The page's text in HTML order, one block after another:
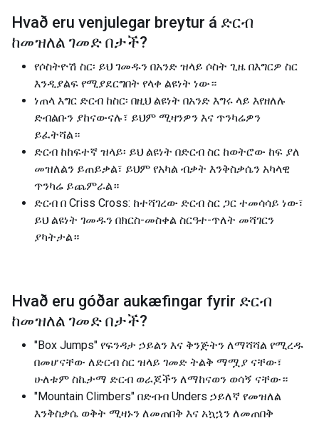
Hvað eru venjulegar breytur á ድርብ
ከመዝለል ገመድ በታች?
የሶስትዮሽ ስር፡ ይህ ገመዱን በአንድ ዝላይ ሶስት ጊዜ በእግርዎ ስር
እንዲያልፍ የሚያደርግበት የላቀ ልዩነት ነው።
ነጠላ እግር ድርብ ከስር፡ በዚህ ልዩነት በአንድ እግሩ ላይ እየዘለሉ
ድብልቡን ያከናውናሉ፣ ይህም ሚዛንዎን እና ጥንካሬዎን
ይፈትሻል።
ድርብ ከከፍተኛ ዝላይ፡ ይህ ልዩነት በድርብ ስር ከወትሮው ከፍ ያለ
መዝለልን ይጠይቃል፣ ይህም የአካል ብቃት እንቅስቃሴን አካላዊ
ጥንካሬ ይጨምራል።
ድርብ በ Criss Cross: ከተሻገረው ድርብ ስር ጋር ተመሳሳይ ነው፣
ይህ ልዩነት ገመዱን በክርስ-መስቀል ስርዓተ-ጥለት መሻገርን
ያካትታል።
Hvað eru góðar aukæfingar fyrir ድርብ
ከመዝለል ገመድ በታች?
"Box Jumps" የፍንዳታ ኃይልን እና ቅንጅትን ለማሻሻል የሚረዱ
በመሆናቸው ለድርብ ስር ዝላይ ገመድ ትልቅ ማሟያ ናቸው፣
ሁለቱም ስኬታማ ድርብ ወራጆችን ለማከናወን ወሳኝ ናቸው።
"Mountain Climbers" በድብብ Unders ኃይለኛ የመዝለል
እንቅስቃሴ ወቅት ሚዛኑን ለመጠበቅ እና አኳኋን ለመጠበቅ